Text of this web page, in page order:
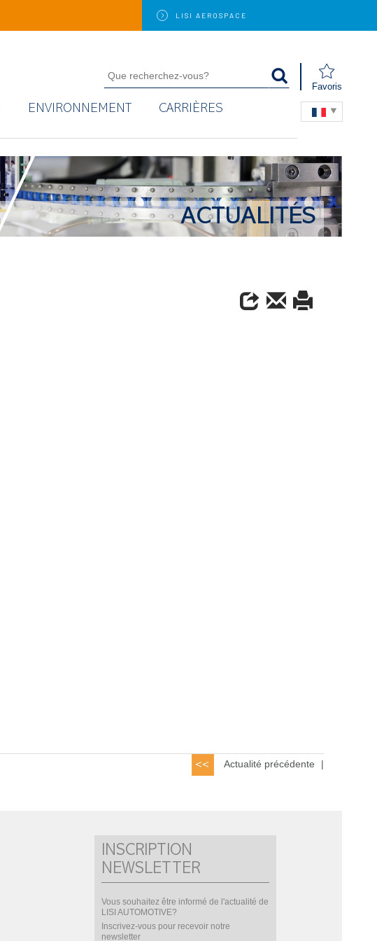
LISI AEROSPACE
Favoris
ENVIRONNEMENT
CARRIÈRES
ACTUALITÉS
Actualité précédente |
INSCRIPTION
NEWSLETTER
Vous souhaitez être informé de l'actualité de
LISI AUTOMOTIVE?
Inscrivez-vous pour recevoir notre
newsletter